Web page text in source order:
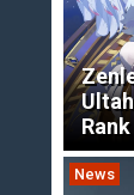
News